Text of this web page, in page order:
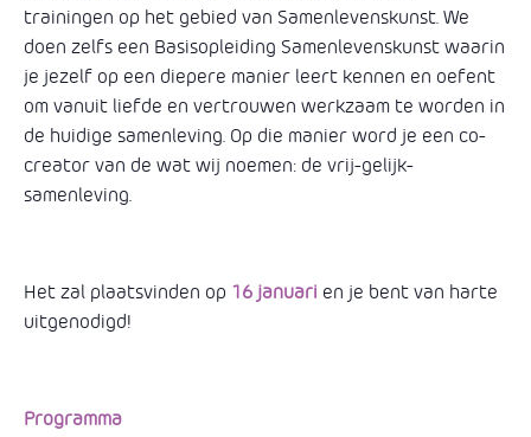
trainingen op het gebied van Samenlevenskunst. We
doen zelfs een Basisopleiding Samenlevenskunst waarin
je jezelf op een diepere manier leert kennen en oefent
om vanuit liefde en vertrouwen werkzaam te worden in
de huidige samenleving. Op die manier word je een co-
creator van de wat wij noemen: de vrij-gelijk-
samenleving.
Het zal plaatsvinden op 16 januari en je bent van harte
uitgenodigd!
Programma